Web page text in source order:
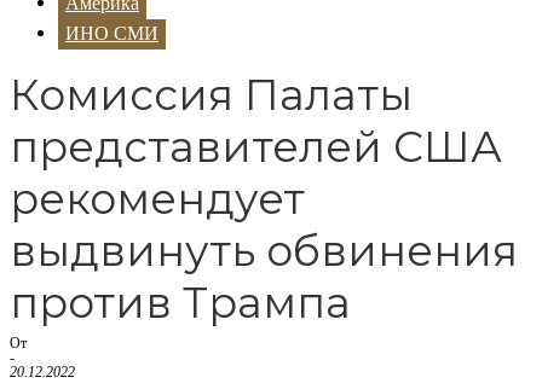
ИНО СМИ
Комиссия Палаты
представителей США
рекомендует
выдвинуть обвинения
против Трампа
От
-
20.12.2022